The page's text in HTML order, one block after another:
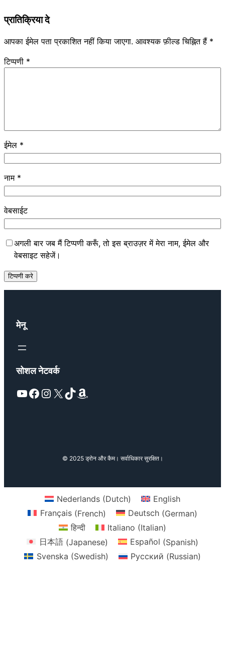
प्रातिक्रिया दे
आपका ईमेल पता प्रकाशित नहीं किया जाएगा. आवश्यक फ़ील्ड चिह्नित हैं *
टिप्पणी *
ईमेल *
नाम *
वेबसाईट
अगली बार जब मैं टिप्पणी करूँ, तो इस ब्राउज़र में मेरा नाम, ईमेल और
वेबसाइट सहेजें।
मेनू
सोशल नेटवर्क
YouTube Facebook Instagram X TikTok Amazon
© 2025 ड्रोन और कैम। सर्वाधिकार सुरक्षित।
Nederlands (Dutch)
English
Français(French) Deutsch(German)
हिन्दी
Italiano (Italian)
日本語(Japanese) Español (Spanish)
Svenska (Swedish) Русский (Russian)